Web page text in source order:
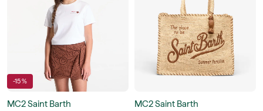
-15 %
MC2 Saint Barth
MC2 Saint Barth